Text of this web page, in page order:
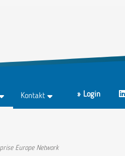
Kontakt » Login
Europe Network